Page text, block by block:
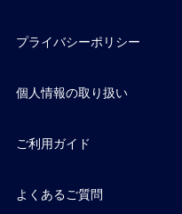
プライバシーポリシー
個人情報の取り扱い
ご利用ガイド
よくあるご質問